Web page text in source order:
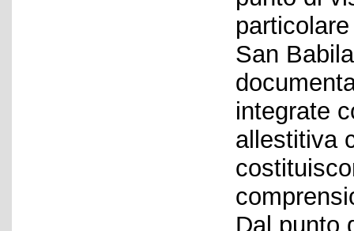
San
integrate
allestitiva
Dal punto